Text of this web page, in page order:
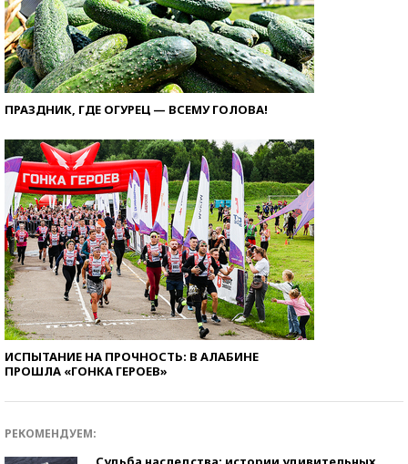
ПРАЗДНИК, ГДЕ ОГУРЕЦ — ВСЕМУ ГОЛОВА!
ИСПЫТАНИЕ НА ПРОЧНОСТЬ: В АЛАБИНЕ
ПРОШЛА «ГОНКА ГЕРОЕВ»
РЕКОМЕНДУЕМ: